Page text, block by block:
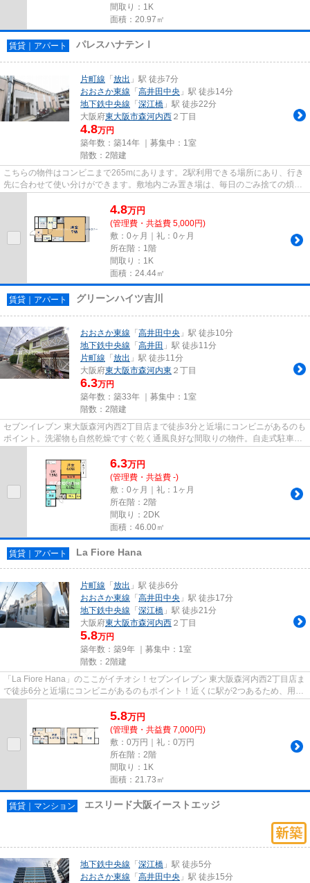
間取り：1K
面積：20.97㎡
賃貸｜アパート パレスハナテンⅠ
片町線 「放出 」駅 徒歩7分
おおさか東線 「高井田中央 」駅 徒歩14分
地下鉄中央線 「深江橋 」駅 徒歩22分
大阪府東大阪市森河内西 ２丁目
4.8万円
築年数：築14年 ｜募集中： 1室
階数：2階建
こちらの物件はコンビニまで265mにあります。2駅利用できる場所にあり、行き
先に合わせて使い分けができます。敷地内ごみ置き場は、毎日のごみ捨ての煩わ
しさを軽減します。駐車場まで...
4.8万円
(管理費・共益費 5,000円)
敷：0ヶ月｜礼：0ヶ月
所在階：1階
間取り：1K
面積：24.44㎡
賃貸｜アパート グリーンハイツ吉川
おおさか東線 「高井田中央 」駅 徒歩10分
地下鉄中央線 「高井田 」駅 徒歩11分
片町線 「放出 」駅 徒歩11分
大阪府東大阪市森河内東 ２丁目
6.3万円
築年数：築33年 ｜募集中： 1室
階数：2階建
セブンイレブン 東大阪森河内西2丁目店まで徒歩3分と近場にコンビニがあるのも
ポイント。洗濯物も自然乾燥ですぐ乾く通風良好な間取りの物件。自走式駐車場
が併設された物件です。好評...
6.3万円
(管理費・共益費 -)
敷：0ヶ月｜礼：1ヶ月
所在階：2階
間取り：2DK
面積：46.00㎡
賃貸｜アパート La Fiore Hana
片町線 「放出 」駅 徒歩6分
おおさか東線 「高井田中央 」駅 徒歩17分
地下鉄中央線 「深江橋 」駅 徒歩21分
大阪府東大阪市森河内西 ２丁目
5.8万円
築年数：築9年 ｜募集中： 1室
階数：2階建
「La Fiore Hana」のここがイチオシ！セブンイレブン 東大阪森河内西2丁目店ま
で徒歩6分と近場にコンビニがあるのもポイント！近くに駅が2つあるため、用途
や行き先に応じて駅を選べる...
5.8万円
(管理費・共益費 7,000円)
敷：0万円｜礼：0万円
所在階：2階
間取り：1K
面積：21.73㎡
賃貸｜マンション エスリード大阪イーストエッジ
地下鉄中央線 「深江橋 」駅 徒歩5分
おおさか東線 「高井田中央 」駅 徒歩15分